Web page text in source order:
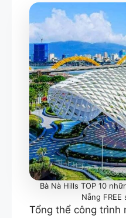
Bà Nà Hills TOP 10
Nẵng
Tổng thể công trình